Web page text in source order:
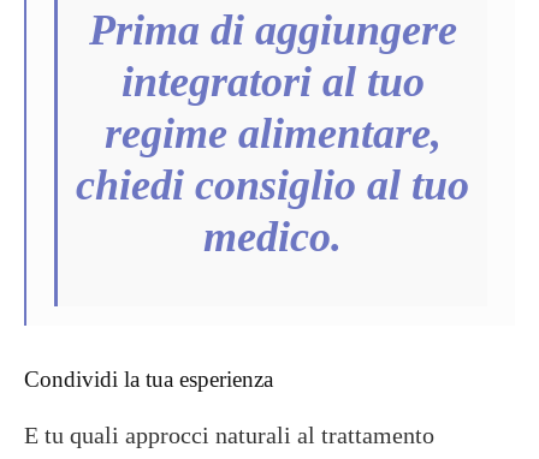
Prima di aggiungere
integratori al tuo
regime alimentare,
chiedi consiglio al tuo
medico.
Condividi la tua esperienza
E tu quali approcci naturali al trattamento